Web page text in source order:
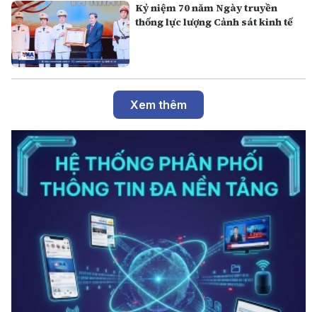
Kỷ niệm 70 năm Ngày truyền
thống lực lượng Cảnh sát kinh tế
Xem thêm